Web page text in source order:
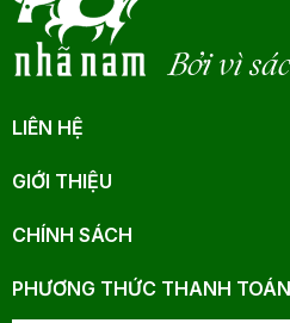
Bởi vì
LIÊN HỆ
GIỚI THIỆU
CHÍNH SÁCH
PHƯƠNG THỨC THANH TOÁN